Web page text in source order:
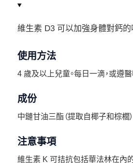
維生素 D3 可以加強身體對鈣的
使用方法
4 歲及以上兒童。每日一滴，或遵
成份
中鏈甘油三酯（提取自椰子和棕櫚
注意事項
維生素 K 可拮抗包括華法林在內